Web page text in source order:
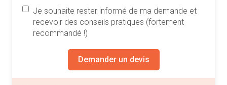
Je souhaite rester informé de ma demande et
recevoir des conseils pratiques (fortement
recommandé !)
Demander un devis